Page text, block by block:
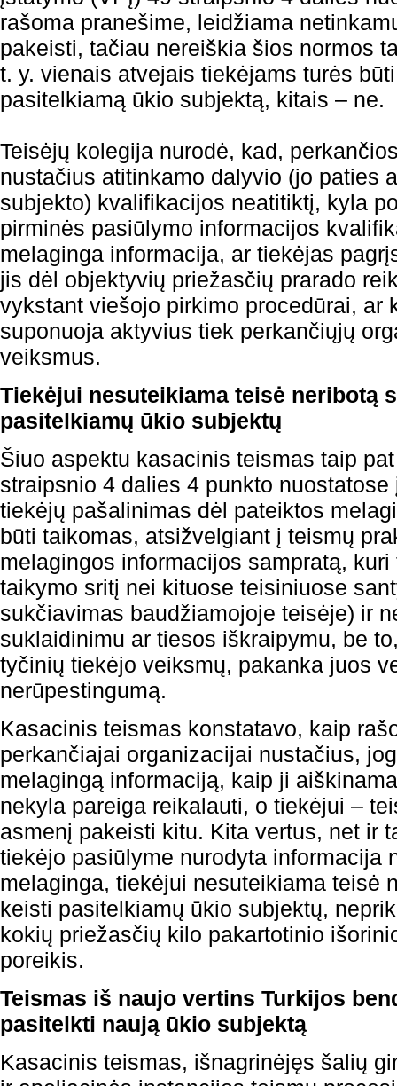
rašoma pranešime, leidžiama
pakeisti, tačiau nereiškia šios normos
t. y. vienais atvejais tiekėjams turės
pasitelkiamą ūkio subjektą, kitais – ne.
Teisėjų kolegija nurodė, kad,
nustačius atitinkamo dalyvio (jo paties
subjekto) kvalifikacijos neatitiktį, kyla
pirminės pasiūlymo informacijos
melaginga informacija, ar tiekėjas
jis dėl objektyvių priežasčių prarado
vykstant viešojo pirkimo procedūrai, ar
suponuoja aktyvius tiek perkančiųjų
veiksmus.
Tiekėjui nesuteikiama teisė neribotą
pasitelkiamų ūkio subjektų
Šiuo aspektu kasacinis teismas taip
straipsnio 4 dalies 4 punkto
tiekėjų pašalinimas dėl pateiktos
būti taikomas, atsižvelgiant į teismų
melagingos informacijos sampratą,
taikymo sritį nei kituose teisiniuose
sukčiavimas baudžiamojoje teisėje) ir
suklaidinimu ar tiesos iškraipymu, be
tyčinių tiekėjo veiksmų, pakanka juos
nerūpestingumą.
Kasacinis teismas konstatavo, kaip
perkančiajai organizacijai nustačius,
melagingą informaciją, kaip ji
nekyla pareiga reikalauti, o tiekėjui –
asmenį pakeisti kitu. Kita vertus, net ir
tiekėjo pasiūlyme nurodyta informacija
melaginga, tiekėjui nesuteikiama teisė
keisti pasitelkiamų ūkio subjektų,
kokių priežasčių kilo pakartotinio
poreikis.
Teismas iš naujo vertins Turkijos
pasitelkti naują ūkio subjektą
Kasacinis teismas, išnagrinėjęs šalių